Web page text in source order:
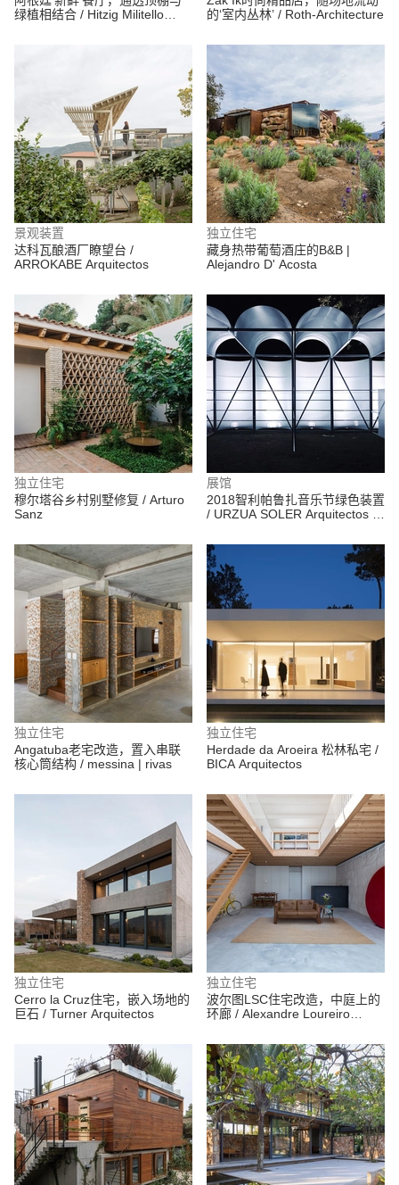
绿植相结合 / Hitzig Militello
的‘室内丛林’ / Roth-Architecture
景观装置
达科瓦酿酒厂瞭望台 /
ARROKABE Arquitectos
独立住宅
藏身热带葡萄酒庄的B&B |
Alejandro D' Acosta
独立住宅
穆尔塔谷乡村别墅修复 / Arturo
Sanz
展馆
2018智利帕鲁扎音乐节绿色装置
/ URZUA SOLER Arquitectos +
独立住宅
Angatuba老宅改造，置入串联
核心筒结构 / messina | rivas
独立住宅
Herdade da Aroeira 松林私宅 /
BICA Arquitectos
独立住宅
Cerro la Cruz住宅，嵌入场地的
巨石 / Turner Arquitectos
独立住宅
波尔图LSC住宅改造，中庭上的
环廊 / Alexandre Loureiro